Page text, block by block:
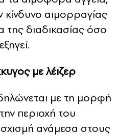
κίνδυνο αιμορραγίας
της διαδικασίας όσο
με λέιζερ
με τη μορφή
περιοχή του
ανάμεσα στους